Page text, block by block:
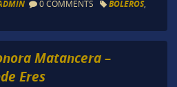
0 COMMENTS BOLEROS,
Matancera –
Eres